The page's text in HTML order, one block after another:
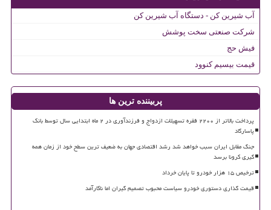
آب شیرین کن - دستگاه آب شیرین کن
شرکت صنعتی سخت پوشش
فیش حج
قیمت بیسیم کنوود
پربیننده ترین ها
پرداخت بالاتر از ۲۲۰۰ فقره تسهیلات ازدواج و فرزندآوری در ۲ ماه ابتدایی سال توسط بانک
پاسارگاد
جنگ مقابل ایران سبب خواهد شد رشد اقتصادی جهان به ضعیف ترین سطح خود از زمان همه
گیری کرونا برسد
ترخیص ۱۵ هزار خودرو تا پایان خرداد
قیمت گذاری دستوری خودرو سیاست محبوب تصمیم گیران اما ناکارآمد